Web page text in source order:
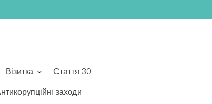
Візитка
Стаття 30
заходи